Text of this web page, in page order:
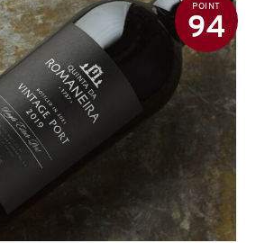
Film
Portvinshuse
Om os
Min Konto
POINT
94